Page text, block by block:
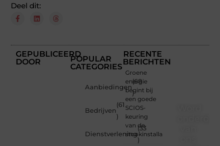
Deel dit:
GEPUBLICEERD
DOOR
POPULAR
CATEGORIES
Aanbiedingen
(68
)
Bedrijven
(61
)
Dienstverlening
(33
)
RECENTE
BERICHTEN
Groene
energie
begint bij
een goede
SCIOS-
keuring
van de
stookinstallatie